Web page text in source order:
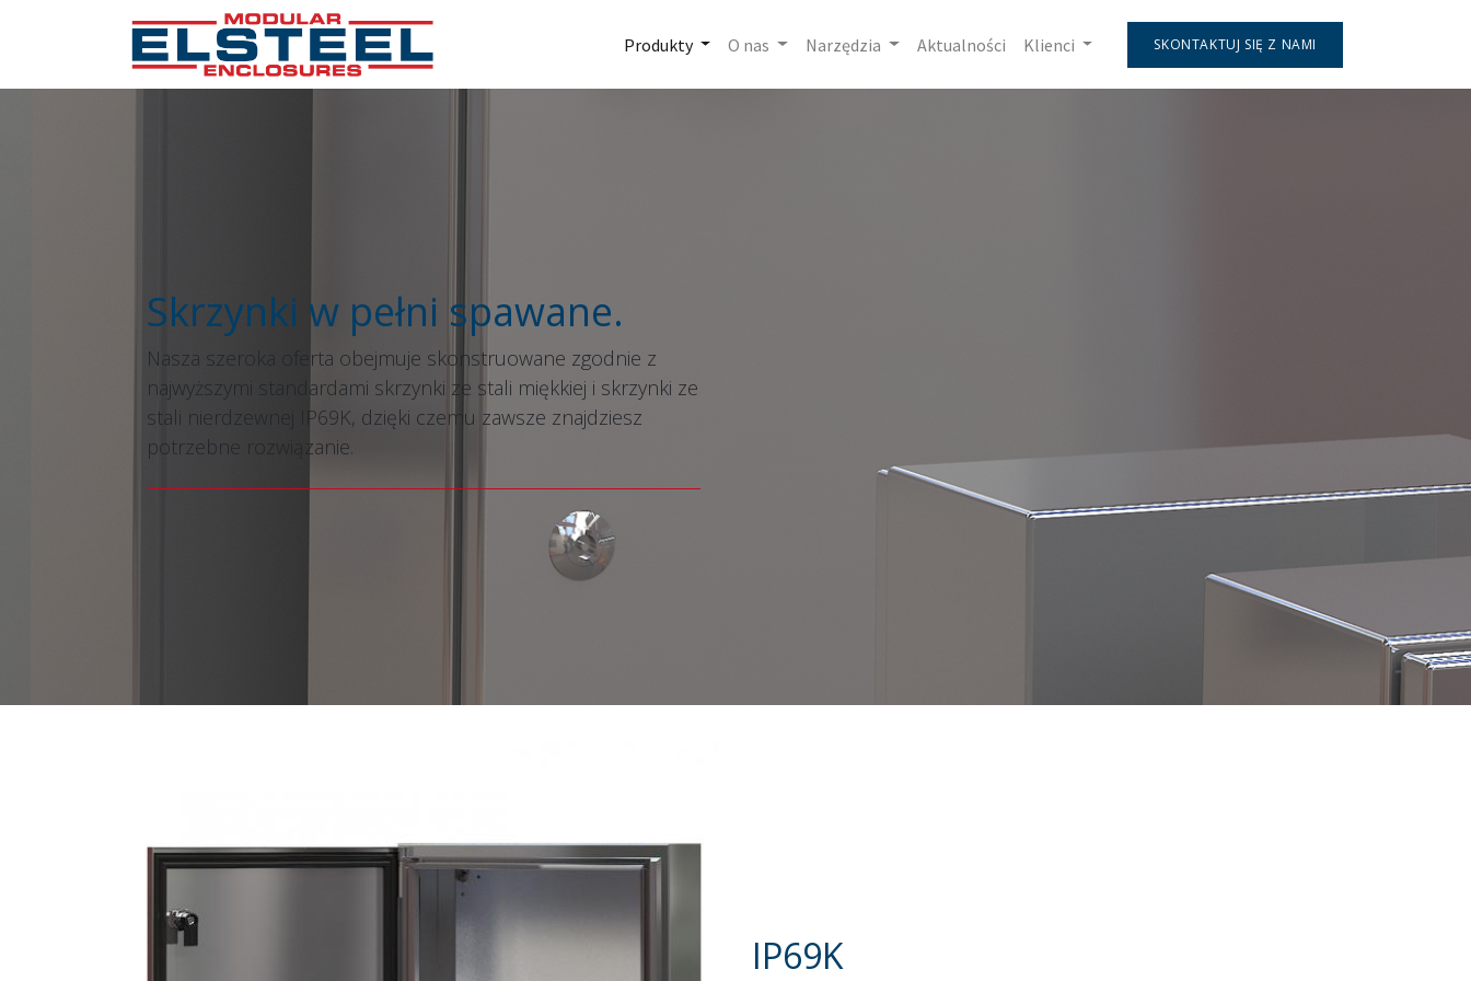
Produkty O nas Narzędzia Aktualności Klienci SKONTAKTUJ SIĘ Z NAMI
Skrzynki w pełni spawane.
Nasza szeroka oferta obejmuje skonstruowane zgodnie z
najwyższymi standardami skrzynki ze stali miękkiej i skrzynki ze
stali nierdzewnej IP69K, dzięki czemu zawsze znajdziesz
potrzebne rozwiązanie.
IP69K